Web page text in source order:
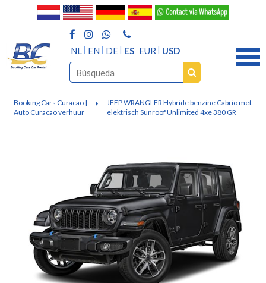
NL EN DE ES EUR USD
Booking Cars Curacao |
Auto Curacao verhuur
JEEP WRANGLER Hybride benzine Cabrio met
elektrisch Sunroof Unlimited 4xe 380 GR